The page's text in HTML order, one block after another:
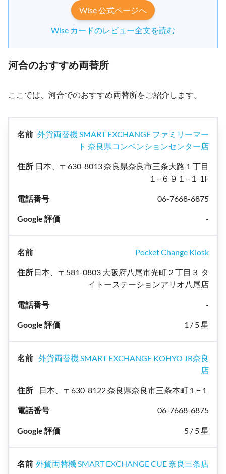
Wise 公式ページへ
Wise カードのレビュー全文を読む
河合のおすすめ両替所
ここでは、河合でのおすすめ両替所をご紹介します。
外貨両替機 SMART EXCHANGE ファミリーマー
ト 奈良県コンベンションセンター店
日本、〒630-8013 奈良県奈良市三条大路１丁目
１−６９１−１ 1F
06-7668-6875
-
Pocket Change Kiosk
日本、〒581-0803 大阪府八尾市光町２丁目３ タ
イトーステーションアリオ八尾店
-
1 / 5 星
外貨両替機 SMART EXCHANGE KOHYO JR奈良
店
日本、〒630-8122 奈良県奈良市三条本町１−１
06-7668-6875
5 / 5 星
外貨両替機 SMART EXCHANGE CUE 奈良三条店